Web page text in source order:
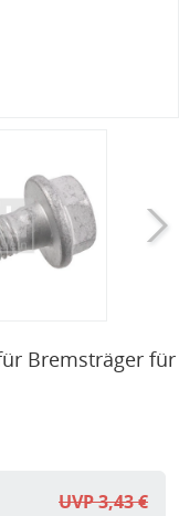
Bremsträger für
UVP 3,43 €